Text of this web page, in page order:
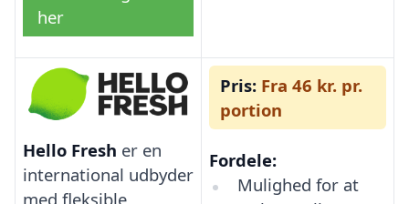
her
Hello Fresh er en
international udbyder
med fleksible
Pris: Fra 46 kr. pr.
portion
Fordele:
Mulighed for at